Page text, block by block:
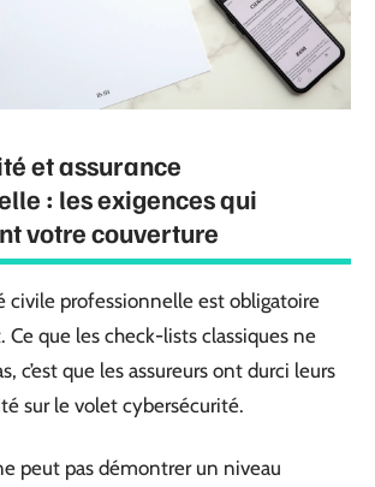
et assurance
: les exigences qui
votre couverture
civile professionnelle est obligatoire
Ce que les check-lists classiques ne
c’est que les assureurs ont durci leurs
sur le volet cybersécurité.
peut pas démontrer un niveau